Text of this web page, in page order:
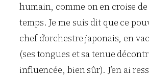
humain, comme on en croise
temps. Je me suis dit que ce
chef d’orchestre japonais, en
(ses tongues et sa tenue
influencée, bien sûr). J’en ai